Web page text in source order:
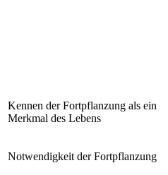
Kennen der Fortpflanzung als ein
Merkmal des Lebens
Notwendigkeit der Fortpflanzung